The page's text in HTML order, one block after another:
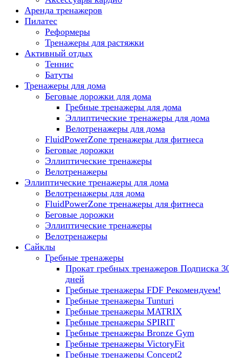
Аренда тренажеров
Пилатес
Реформеры
Тренажеры для растяжки
Активный отдых
Теннис
Батуты
Тренажеры для дома
Беговые дорожки для дома
Гребные тренажеры для дома
Эллиптические тренажеры для дома
Велотренажеры для дома
FluidPowerZone тренажеры для фитнеса
Беговые дорожки
Эллиптические тренажеры
Велотренажеры
Эллиптические тренажеры для дома
Велотренажеры для дома
FluidPowerZone тренажеры для фитнеса
Беговые дорожки
Эллиптические тренажеры
Велотренажеры
Сайклы
Гребные тренажеры
Прокат гребных тренажеров Подписка
дней
Гребные тренажеры FDF Рекомендуем!
Гребные тренажеры Tunturi
Гребные тренажеры MATRIX
Гребные тренажеры SPIRIT
Гребные тренажеры Bronze Gym
Гребные тренажеры VictoryFit
Гребные тренажеры Concept2